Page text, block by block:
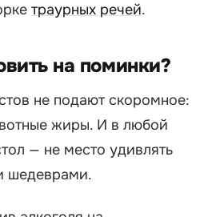
траурных речей.
на поминки?
не подают скоромное:
жиры. И в любой
— не место удивлять
шедеврами.